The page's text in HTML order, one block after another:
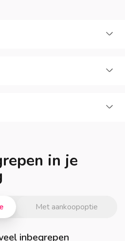
in je
Met aankoopoptie
inbegrepen